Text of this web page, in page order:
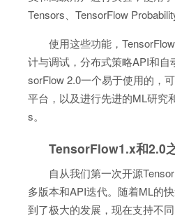
Tensors、TensorFlow
使用这些功能，
计与调试，分布式策略API和自
sorFlow 2.0一个易于使用的，
平台，以及进行先进的ML研究
s。
TensorFlow1.x和2.0
自从我们第一次开源
多版本和API迭代。随着ML的
到了极大的发展，现在支持不同